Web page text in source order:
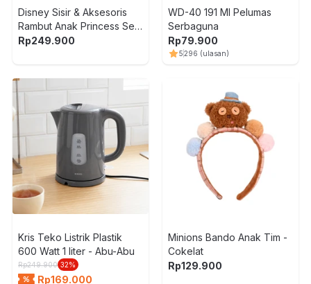
Disney Sisir & Aksesoris
Rambut Anak Princess Set
15 pcs - Mix
Rp249.900
WD-40 191 Ml Pelumas
Serbaguna
Rp79.900
5296 (ulasan)
Kris Teko Listrik Plastik
600 Watt 1 liter - Abu-Abu
Rp249.900 32%
Rp169.000
Minions Bando Anak Tim -
Cokelat
Rp129.900